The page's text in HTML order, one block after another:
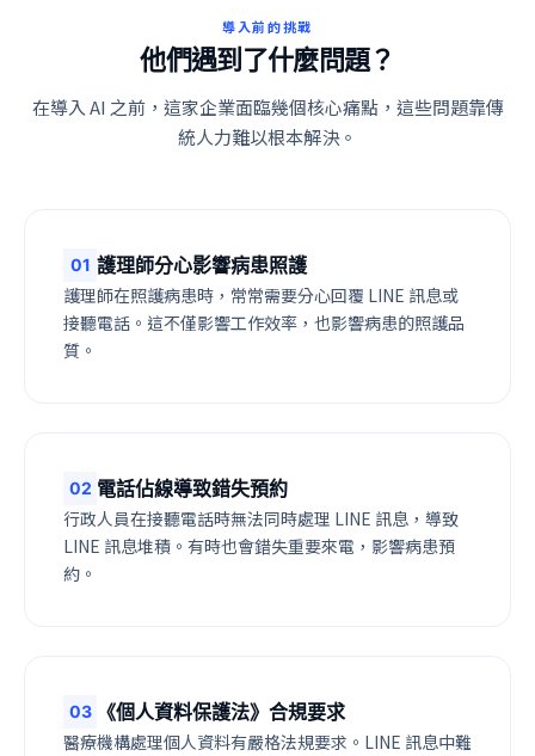
導入前的挑戰
他們遇到了什麼問題？
在導入 AI 之前，這家企業面臨幾個核心痛點，這些問題靠傳
統人力難以根本解決。
01 護理師分心影響病患照護
護理師在照護病患時，常常需要分心回覆 LINE 訊息或
接聽電話。這不僅影響工作效率，也影響病患的照護品
質。
02 電話佔線導致錯失預約
行政人員在接聽電話時無法同時處理 LINE 訊息，導致
LINE 訊息堆積。有時也會錯失重要來電，影響病患預
約。
03
《個人資料保護法》合規要求
醫療機構處理個人資料有嚴格法規要求。LINE 訊息中難